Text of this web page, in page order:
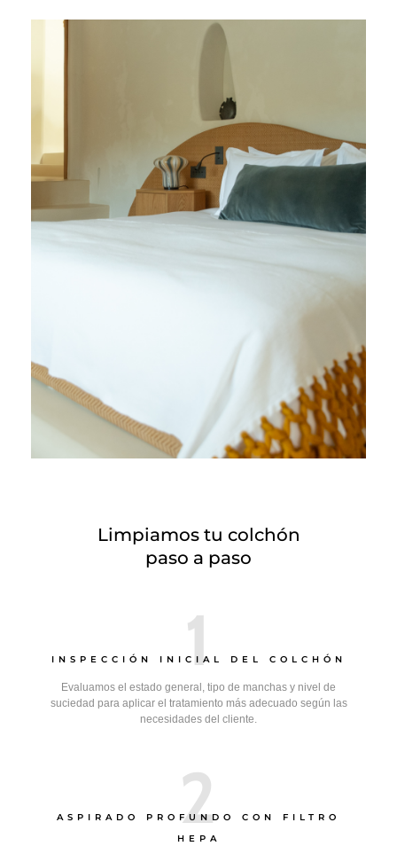
Limpiamos tu colchón
paso a paso
1
INSPECCIÓN INICIAL DEL COLCHÓN
Evaluamos el estado general, tipo de manchas y nivel de
suciedad para aplicar el tratamiento más adecuado según las
necesidades del cliente.
2
ASPIRADO PROFUNDO CON FILTRO
HEPA